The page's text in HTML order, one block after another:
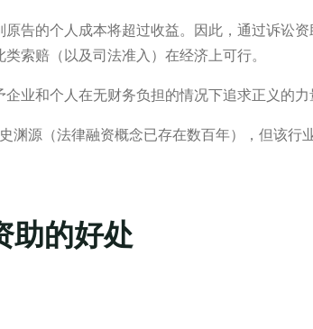
告的个人成本将超过收益。因此，通过诉讼
索赔（以及司法准入）在经济上可行。
业和个人在无财务负担的情况下追求正义的力
渊源（法律融资概念已存在数百年），但该
助的好处